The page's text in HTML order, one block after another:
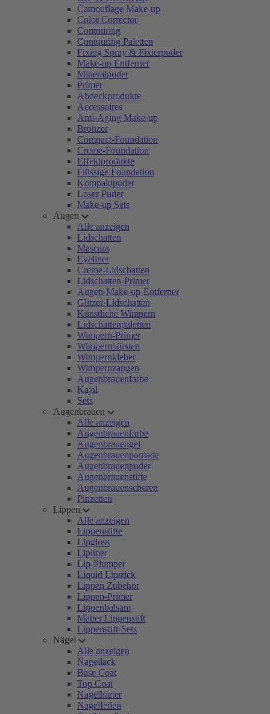
Camouflage Make-up
Color Corrector
Contouring
Contouring Paletten
Fixing Spray & Fixierpuder
Make-up Entferner
Mineralpuder
Primer
Abdeckprodukte
Accessoires
Anti-Aging Make-up
Bronzer
Compact-Foundation
Creme-Foundation
Effektprodukte
Flüssige Foundation
Kompaktpuder
Loser Puder
Make-up Sets
Augen
Alle anzeigen
Lidschatten
Mascara
Eyeliner
Creme-Lidschatten
Lidschatten-Primer
Augen-Make-up-Entferner
Glitzer-Lidschatten
Künstliche Wimpern
Lidschattenpaletten
Wimpern-Primer
Wimpernbürsten
Wimpernkleber
Wimpernzangen
Augenbrauenfarbe
Kajal
Sets
Augenbrauen
Alle anzeigen
Augenbrauenfarbe
Augenbrauengel
Augenbrauenpomade
Augenbrauenpuder
Augenbrauenstifte
Augenbrauenscheren
Pinzetten
Lippen
Alle anzeigen
Lippenstifte
Lipgloss
Lipliner
Lip-Plumper
Liquid Lipstick
Lippen Zubehör
Lippen-Primer
Lippenbalsam
Matter Lippenstift
Lippenstift-Sets
Nägel
Alle anzeigen
Nagellack
Base Coat
Top Coat
Nagelhärter
Nagelfeilen